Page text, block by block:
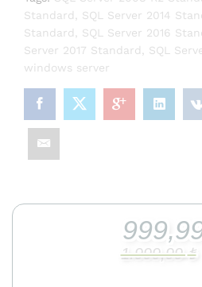
Standard
SQL Server 2014
Standard
SQL Server 2016
Server 2017 Standard
SQL
windows server
1.999,99₺